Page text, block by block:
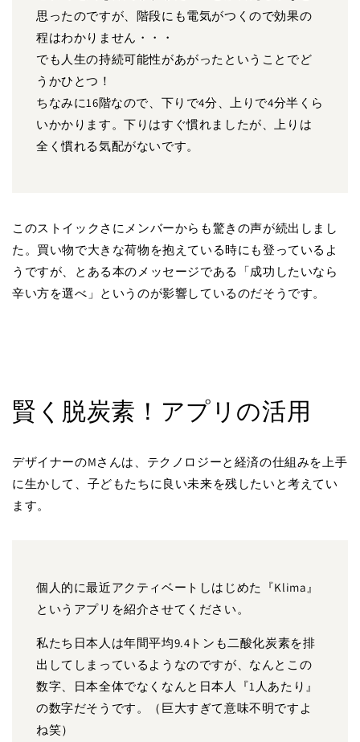
思ったのですが、階段にも電気がつくので効果の
程はわかりません・・・
でも人生の持続可能性があがったということでど
うかひとつ！
ちなみに16階なので、下りで4分、上りで4分半くら
いかかります。下りはすぐ慣れましたが、上りは
全く慣れる気配がないです。
このストイックさにメンバーからも驚きの声が続出しまし
た。買い物で大きな荷物を抱えている時にも登っているよ
うですが、とある本のメッセージである「成功したいなら
辛い方を選べ」というのが影響しているのだそうです。
賢く脱炭素！アプリの活用
デザイナーのMさんは、テクノロジーと経済の仕組みを上手
に生かして、子どもたちに良い未来を残したいと考えてい
ます。
個人的に最近アクティベートしはじめた『Klima』
というアプリを紹介させてください。
私たち日本人は年間平均9.4トンも二酸化炭素を排
出してしまっているようなのですが、なんとこの
数字、日本全体でなくなんと日本人『1人あたり』
の数字だそうです。（巨大すぎて意味不明ですよ
ね笑）